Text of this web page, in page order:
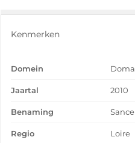
Kenmerken
Domein
Jaartal 2010
Benaming
Regio Loire